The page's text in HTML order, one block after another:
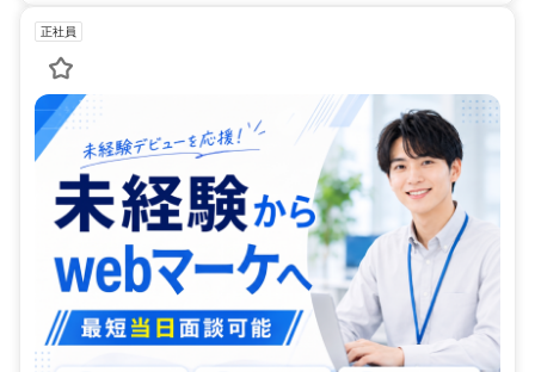
正社員